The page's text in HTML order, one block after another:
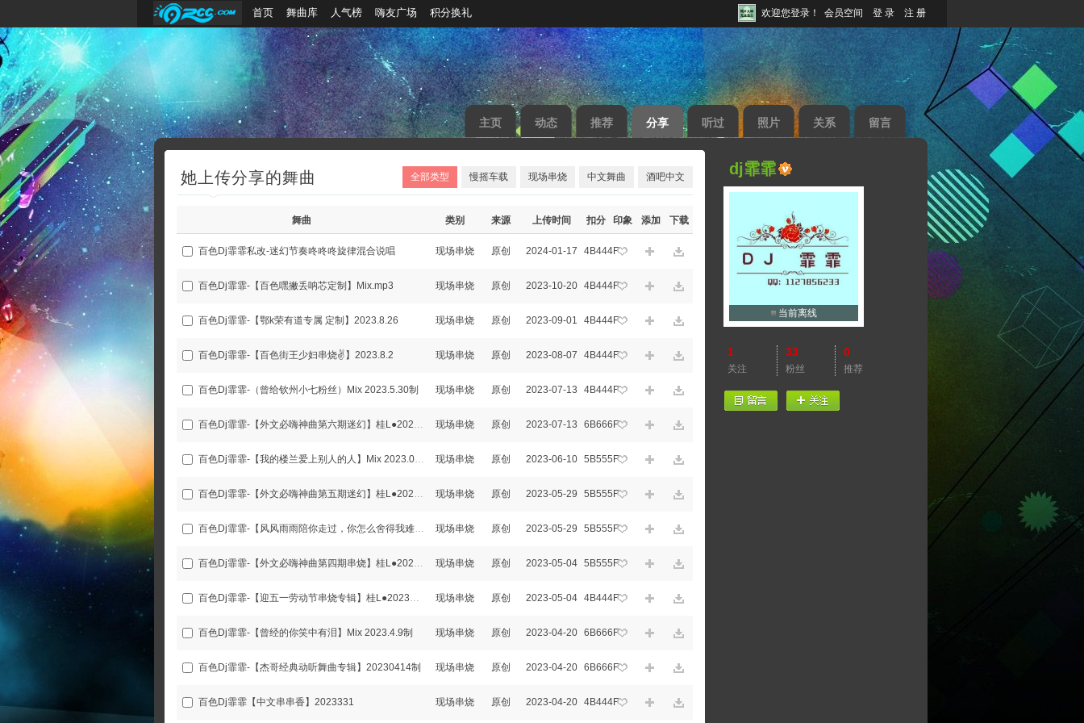
首页 舞曲库 人气榜 嗨友广场 积分换礼 欢迎您登录！ 会员空间 登 录 注 册
主页 动态 推荐 分享 听过 照片 关系 留言
她上传分享的舞曲 全部类型 慢摇车载 现场串烧 中文舞曲 酒吧中文
舞曲 类别 来源 上传时间 扣分 印象 添加 下载
百色Dj霏霏私改-迷幻节奏咚咚咚旋律混合说唱 现场串烧 原创 2024-01-17 4B444F
百色Dj霏霏-【百色嘿撇丢呐芯定制】Mix.mp3 现场串烧 原创 2023-10-20 4B444F
百色Dj霏霏-【鄂k荣有道专属 定制】2023.8.26 现场串烧 原创 2023-09-01 4B444F
百色Dj霏霏-【百色街王少妇串烧✌】2023.8.2 现场串烧 原创 2023-08-07 4B444F
百色Dj霏霏-（曾给钦州小七粉丝）Mix 2023.5.30制 现场串烧 原创 2023-07-13 4B444F
百色Dj霏霏-【外文必嗨神曲第六期迷幻】桂L●20230625 现场串烧 原创 2023-07-13 6B666F
百色Dj霏霏-【我的楼兰爱上别人的人】Mix 2023.06.07 现场串烧 原创 2023-06-10 5B555F
百色Dj霏霏-【外文必嗨神曲第五期迷幻】桂L●20230523 现场串烧 原创 2023-05-29 5B555F
百色Dj霏霏-【风风雨雨陪你走过，你怎么舍得我难过】卡音版Mix-桂L♪20230520 现场串烧 原创 2023-05-29 5B555F
百色Dj霏霏-【外文必嗨神曲第四期串烧】桂L●20230501 现场串烧 原创 2023-05-04 5B555F
百色Dj霏霏-【迎五一劳动节串烧专辑】桂L●20230428 现场串烧 原创 2023-05-04 4B444F
百色Dj霏霏-【曾经的你笑中有泪】Mix 2023.4.9制 现场串烧 原创 2023-04-20 6B666F
百色Dj霏霏-【杰哥经典动听舞曲专辑】20230414制 现场串烧 原创 2023-04-20 6B666F
百色Dj霏霏【中文串串香】2023331 现场串烧 原创 2023-04-20 4B444F
dj霏霏
当前离线
1
关注
33
粉丝
0
推荐